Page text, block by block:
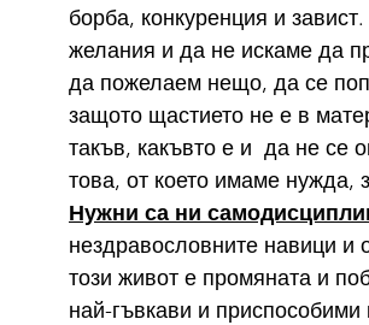
борба, конкуренция и
желания и да не искаме да
да пожелаем нещо, да се
защото щастието не е в
такъв, какъвто е и  да не се
това, от което имаме нужда,
Нужни са ни
нездравословните навици и
този живот е промяната и
най-гъвкави и